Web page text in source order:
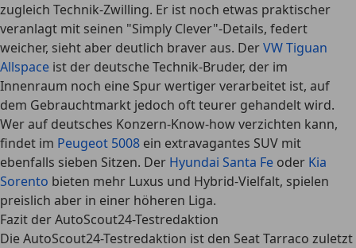
zugleich Technik-Zwilling. Er ist noch etwas praktischer
veranlagt mit seinen "Simply Clever"-Details, federt
weicher, sieht aber deutlich braver aus. DerVW Tiguan
Allspace ist der deutsche Technik-Bruder, der im
Innenraum noch eine Spur wertiger verarbeitet ist, auf
dem Gebrauchtmarkt jedoch oft teurer gehandelt wird.
Wer auf deutsches Konzern-Know-how verzichten kann,
findet im Peugeot 5008 ein extravagantes SUV mit
ebenfalls sieben Sitzen. Der Hyundai Santa Fe oder Kia
Sorento bieten mehr Luxus und Hybrid-Vielfalt, spielen
preislich aber in einer höheren Liga.
Fazit der AutoScout24-Testredaktion
Die AutoScout24-Testredaktion ist den Seat Tarraco zuletzt